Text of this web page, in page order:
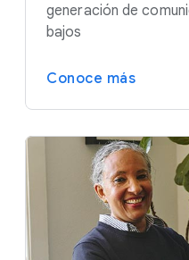
generación de
bajos
Conoce más